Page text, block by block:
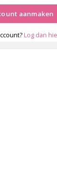
aanmaken
Log dan